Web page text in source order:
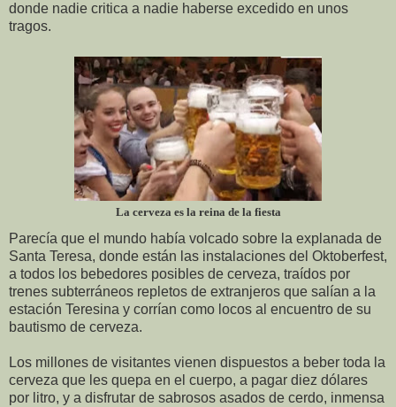
donde nadie critica a nadie haberse excedido en unos
tragos.
La cerveza es la reina de la fiesta
Parecía que el mundo había volcado sobre la explanada de
Santa Teresa, donde están las instalaciones del Oktoberfest,
a todos los bebedores posibles de cerveza, traídos por
trenes subterráneos repletos de extranjeros que salían a la
estación Teresina y corrían como locos al encuentro de su
bautismo de cerveza.
Los millones de visitantes vienen dispuestos a beber toda la
cerveza que les quepa en el cuerpo, a pagar diez dólares
por litro, y a disfrutar de sabrosos asados de cerdo, inmensa